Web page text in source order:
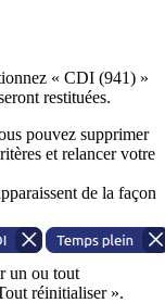
« CDI (941) »
restituées.
pouvez supprimer
et relancer votre
de la façon
un ou tout
réinitialiser ».